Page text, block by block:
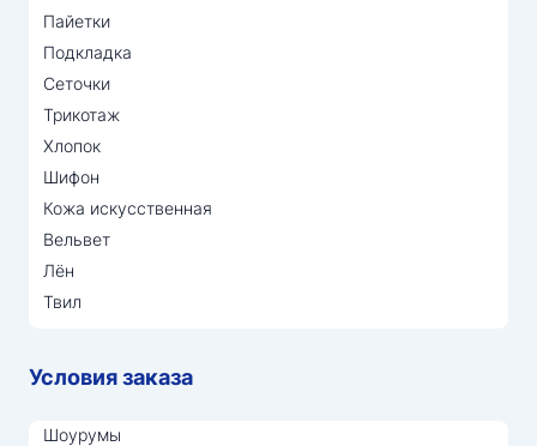
Пайетки
Подкладка
Сеточки
Трикотаж
Хлопок
Шифон
Кожа искусственная
Вельвет
Лён
Твил
Условия заказа
Шоурумы